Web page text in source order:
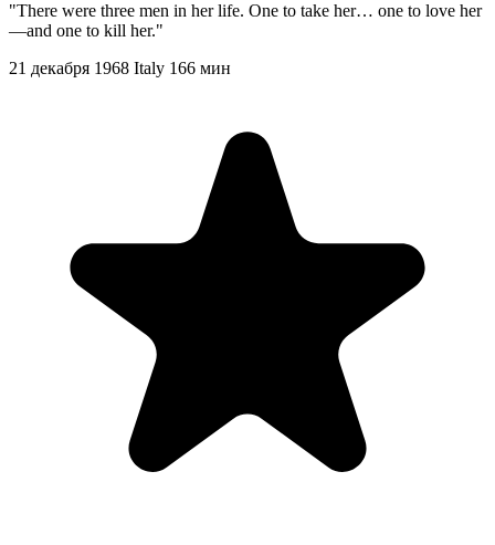
"There were three men in her life. One to take her… one to love her
—and one to kill her."
21 декабря 1968 Italy 166 мин